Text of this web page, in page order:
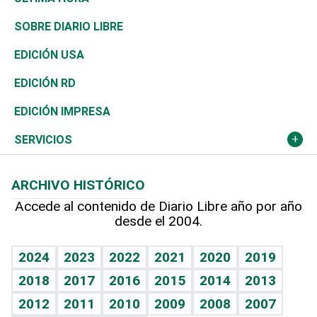
José Boquete
Reportajes
Asia
África
Ocenanía
Caribe
Resto del mundo
Consumo
Vivienda
Telecom.
Global y variable
Economía personal
Belleza
Buena Vida
Sociales
Novedades
Podcast Arte Libre
Hablando con el pediatra
Vida y familia
Eñe
Celebrando la vida
Golf
Ciclismo
Tenis
Olimpismo
Más deportes
Línea de hit
TBT Deportivo
De buena tinta
En Directo
El Espía
Noticiero Poteleche
Columnistas
Clima
Tecnología
Historia
Martes de tecnología
Cambio climático
Mundo
Economía
Revista
Deportes
Opinión
Hecho en casa
Guía del dinero
SOBRE DIARIO LIBRE
EDICIÓN USA
EDICIÓN RD
EDICIÓN IMPRESA
SERVICIOS
Cumpleaños
Horóscopos
Crucigramas
ARCHIVO HISTÓRICO
Accede al contenido de Diario Libre año por año
desde el 2004.
2024 2023 2022 2021 2020
2019
2018
2017 2016 2015 2014
2013
2012
2011 2010 2009 2008 2007